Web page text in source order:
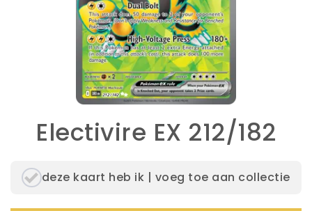
Electivire EX 212/182
deze kaart heb ik | voeg toe aan collectie